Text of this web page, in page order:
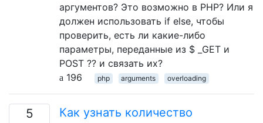
аргументов? Это возможно в PHP? Или я
должен использовать if else, чтобы
проверить, есть ли какие-либо
параметры, переданные из $ _GET и
POST ?? и связать их?
196
php arguments overloading
5
Как узнать количество